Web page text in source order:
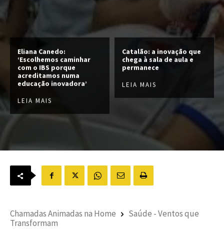
Eliana Canedo:
‘Escolhemos caminhar
com o IBS porque
acreditamos numa
educação inovadora’
LEIA MAIS
Catalão: a inovação que
chega à sala de aula e
permanece
LEIA MAIS
Chamadas Animadas na Home
Saúde - Ventos que
Transformam